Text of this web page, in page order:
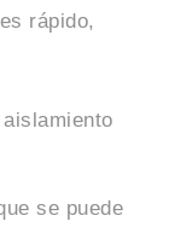
rápido,
se puede